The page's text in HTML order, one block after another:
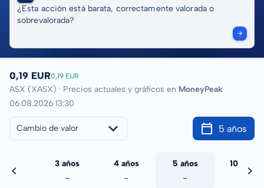
¿Esta acción está barata, correctamente valorada o
sobrevalorada?
0,19 EUR0,19 EUR
ASX (XASX) · Precios actuales y gráficos en MoneyPeak
06.08.2026 13:30
Cambio de valor 5 años
3 años
-
4 años
-
5 años
-
10 años